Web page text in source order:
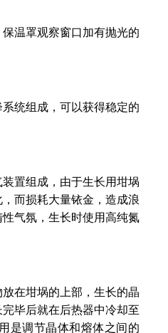
温罩观察窗口加有抛光的
统组成，可以获得稳定的
置组成，由于生长用坩埚
而损耗大量铱金，造成浪
气氛，生长时使用高纯氮
在坩埚的上部，生长的晶
毕后就在后热器中冷却至
是调节晶体和熔体之间的